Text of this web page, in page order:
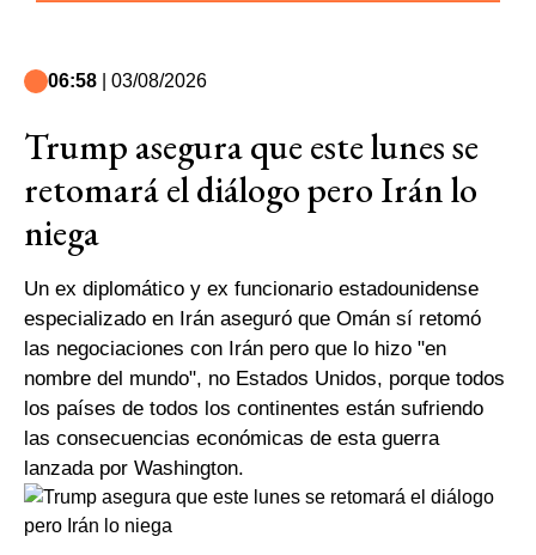
06:58 | 03/08/2026
Trump asegura que este lunes se
retomará el diálogo pero Irán lo
niega
Un ex diplomático y ex funcionario estadounidense
especializado en Irán aseguró que Omán sí retomó
las negociaciones con Irán pero que lo hizo "en
nombre del mundo", no Estados Unidos, porque todos
los países de todos los continentes están sufriendo
las consecuencias económicas de esta guerra
lanzada por Washington.